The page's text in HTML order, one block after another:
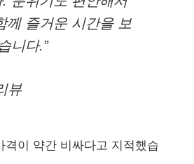
께 즐거운 시간을 보
니다.”
뷰
격이 약간 비싸다고 지적했습